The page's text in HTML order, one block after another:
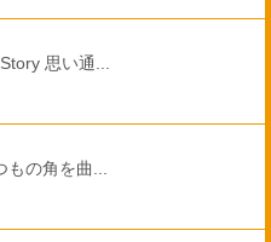
思い通...
の角を曲...